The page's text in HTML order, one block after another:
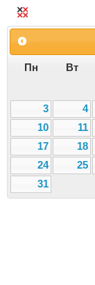
Пн Вт
3
4
10
11
17
18
24
25
31